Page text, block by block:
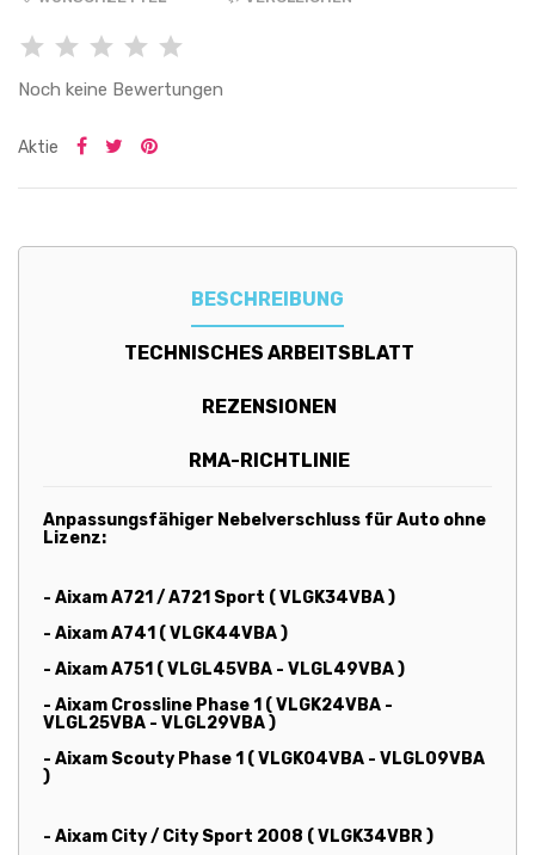
Noch keine Bewertungen
Aktie
BESCHREIBUNG
TECHNISCHES ARBEITSBLATT
REZENSIONEN
RMA-RICHTLINIE
Anpassungsfähiger Nebelverschluss für Auto ohne
Lizenz:
- Aixam A721 / A721 Sport ( VLGK34VBA )
- Aixam A741 ( VLGK44VBA )
- Aixam A751 ( VLGL45VBA - VLGL49VBA )
- Aixam Crossline Phase 1 ( VLGK24VBA -
VLGL25VBA - VLGL29VBA )
- Aixam Scouty Phase 1 ( VLGK04VBA - VLGL09VBA
)
- Aixam City / City Sport 2008 ( VLGK34VBR )